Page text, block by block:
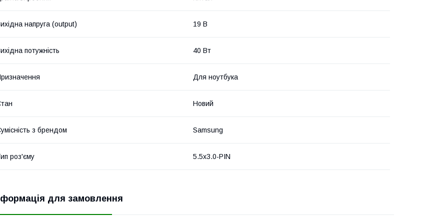
напруга (output) 19 В
потужність 40 Вт
Для ноутбука
Новий
з брендом Samsung
роз'єму 5.5х3.0-PIN
для замовлення